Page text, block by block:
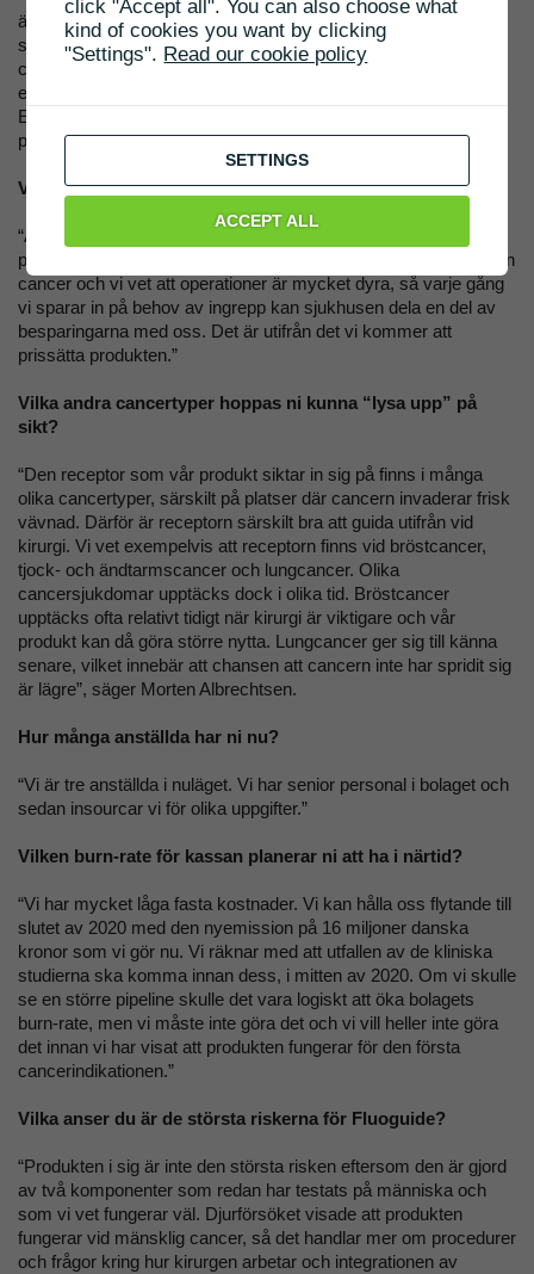
är centraliserad till få center så vi kan betjäna dessa center
själva i Europa och USA. Senare, när vi tar itu med vanligare
cancersjukdomar, kommer vi att behöva partners. Delar av
exempelvis den asiatiska marknaden är mycket annorlunda än
Europa och USA, och där kan det vara logiskt att gå via
partners i början.”
Vilken prisstrategi avser ni använda?
“Amerikanska sjukhus vill se besparingar i sin behandling av
patienterna. Nästan alla patienter med glioblastom får tillbaka sin
cancer och vi vet att operationer är mycket dyra, så varje gång
vi sparar in på behov av ingrepp kan sjukhusen dela en del av
besparingarna med oss. Det är utifrån det vi kommer att
prissätta produkten.”
Vilka andra cancertyper hoppas ni kunna “lysa upp” på
sikt?
“Den receptor som vår produkt siktar in sig på finns i många
olika cancertyper, särskilt på platser där cancern invaderar frisk
vävnad. Därför är receptorn särskilt bra att guida utifrån vid
kirurgi. Vi vet exempelvis att receptorn finns vid bröstcancer,
tjock- och ändtarmscancer och lungcancer. Olika
cancersjukdomar upptäcks dock i olika tid. Bröstcancer
upptäcks ofta relativt tidigt när kirurgi är viktigare och vår
produkt kan då göra större nytta. Lungcancer ger sig till känna
senare, vilket innebär att chansen att cancern inte har spridit sig
är lägre”, säger Morten Albrechtsen.
Hur många anställda har ni nu?
“Vi är tre anställda i nuläget. Vi har senior personal i bolaget och
sedan insourcar vi för olika uppgifter.”
Vilken burn-rate för kassan planerar ni att ha i närtid?
“Vi har mycket låga fasta kostnader. Vi kan hålla oss flytande till
slutet av 2020 med den nyemission på 16 miljoner danska
kronor som vi gör nu. Vi räknar med att utfallen av de kliniska
studierna ska komma innan dess, i mitten av 2020. Om vi skulle
se en större pipeline skulle det vara logiskt att öka bolagets
burn-rate, men vi måste inte göra det och vi vill heller inte göra
det innan vi har visat att produkten fungerar för den första
cancerindikationen.”
Vilka anser du är de största riskerna för Fluoguide?
“Produkten i sig är inte den största risken eftersom den är gjord
av två komponenter som redan har testats på människa och
som vi vet fungerar väl. Djurförsöket visade att produkten
fungerar vid mänsklig cancer, så det handlar mer om procedurer
och frågor kring hur kirurgen arbetar och integrationen av
click "Accept all". You can also choose what
kind of cookies you want by clicking
"Settings". Read our cookie policy
SETTINGS
ACCEPT ALL